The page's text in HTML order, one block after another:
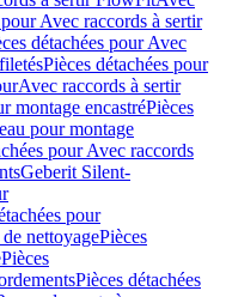
Avec raccords à sertir
détachées pour Avec
Pièces détachées pour
Avec raccords à sertir
montage encastréPièces
pour montage
pour Avec raccords
Geberit Silent-
pour
nettoyagePièces
Pièces
Pièces détachées